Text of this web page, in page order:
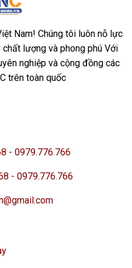
Nam! Chúng tôi luôn nỗ lực
lượng và phong phú Với
nghiệp và cộng đồng các
trên toàn quốc
- 0979.776.766
- 0979.776.766